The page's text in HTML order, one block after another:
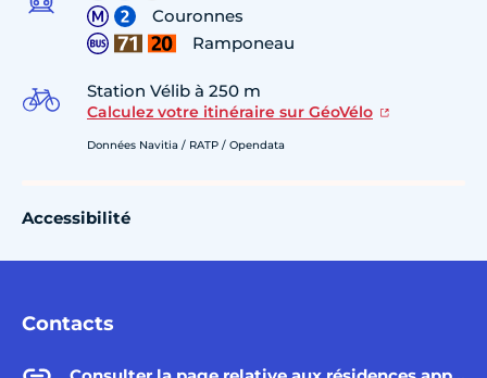
Couronnes
Ramponeau
Station Vélib à 250 m
Calculez votre itinéraire sur GéoVélo
Données Navitia / RATP / Opendata
Accessibilité
Contacts